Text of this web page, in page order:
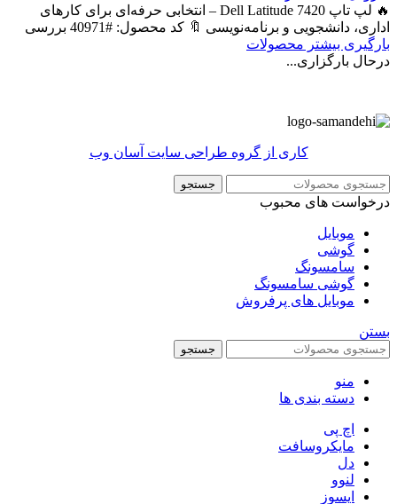
🔥 لپ تاپ Dell Latitude 7420 – انتخابی حرفه‌ای برای کارهای
اداری، دانشجویی و برنامه‌نویسی 🔖 کد محصول: #40971 بررسی
بارگیری بیشتر محصولات
درحال بارگزاری...
کاری از گروه طراحی سایت آسان وب
جستجو
درخواست های محبوب
موبایل
گوشی
سامسونگ
گوشی سامسونگ
موبایل های پرفروش
بستن
جستجو
منو
دسته بندی ها
اچ پی
مایکروسافت
دل
لنوو
ایسوز